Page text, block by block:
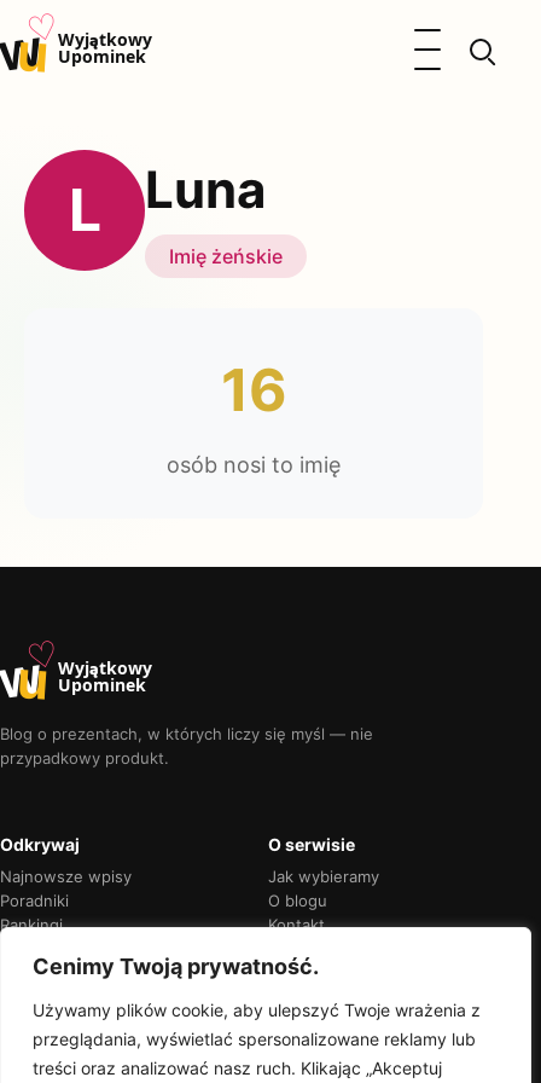
Cenimy Twoją prywatność.
Używamy plików cookie, aby ulepszyć Twoje wrażenia z
przeglądania, wyświetlać spersonalizowane reklamy lub
treści oraz analizować nasz ruch. Klikając „Akceptuj
u♡Wyjątkowy
Upominek
Otwórz menu
Kalendarz Imienin
Kobieta
Okazje
Katalog prezentów
L Luna
Imię żeńskie
16
osób nosi to imię
u♡Wyjątkowy
Upominek
Blog o prezentach, w których liczy się myśl — nie
przypadkowy produkt.
Odkrywaj
Najnowsze wpisy
Poradniki
Rankingi
O serwisie
Jak wybieramy
O blogu
Kontakt
Przejrzyste rekomendacje